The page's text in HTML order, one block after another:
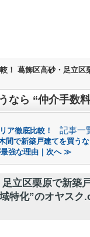
！ 葛飾区高砂・足立
ア徹底比較！ 記事一
間で新築戸建てを買う
強な理由｜次へ ≫
立区栗原で新築
特化”のオヤスク